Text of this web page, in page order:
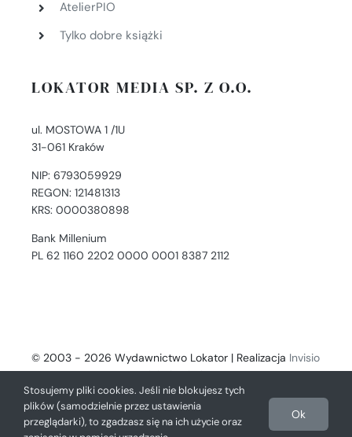
AtelierPIO
Tylko dobre książki
LOKATOR MEDIA SP. Z O.O.
ul. MOSTOWA 1 /1U
31-061 Kraków
NIP: 6793059929
REGON: 121481313
KRS: 0000380898
Bank Millenium
PL 62 1160 2202 0000 0001 8387 2112
© 2003 - 2026 Wydawnictwo Lokator | Realizacja Invisio
- Digital Solutions
Stosujemy pliki cookies. Jeśli nie blokujesz tych
plików (samodzielnie przez ustawienia
przeglądarki), to zgadzasz się na ich użycie oraz
Ok